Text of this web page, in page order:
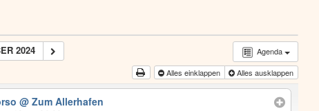
Agenda
2024
Alles einklappen Alles ausklappen
@ Zum Allerhafen